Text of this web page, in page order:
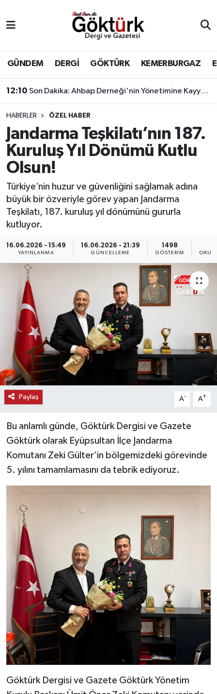
GÜNDEM DERGİ GÖKTÜRK KEMERBURGAZ
12:10 Son Dakika: Ahbap Derneği'nin Yönetimine Kayyum Atandı
HABERLER ÖZEL HABER
Jandarma Teşkilatı’nın 187.
Kuruluş Yıl Dönümü Kutlu
Olsun!
Türkiye’nin huzur ve güvenliğini sağlamak adına
büyük bir özveriyle görev yapan Jandarma
Teşkilatı, 187. kuruluş yıl dönümünü gururla
kutluyor.
16.06.2026 - 15:49
YAYINLANMA
16.06.2026 - 21:39
GÜNCELLEME
1498
GÖSTERIM
Paylaş A- A+
Bu anlamlı günde, Göktürk Dergisi ve Gazete
Göktürk olarak Eyüpsultan İlçe Jandarma
Komutanı Zeki Gülter’in bölgemizdeki görevinde
5. yılını tamamlamasını da tebrik ediyoruz.
Göktürk Dergisi ve Gazete Göktürk Yönetim
BİLİM
DERGİ
DÜNYA
EĞİTİM
EKONOMİ
GÖKTÜRK
GÜNDEM
MAGAZİN
ÖZEL HABER
SAĞLIK
SPOR
TEKNOLOJİ
YAŞAM
Eyüpsultan Hava Durumu
Eyüpsultan Trafik Yoğunluk Haritası
Süper Lig Puan Durumu ve Fikstür
Tüm Manşetler
Son Dakika Haberleri
Haber Arşivi